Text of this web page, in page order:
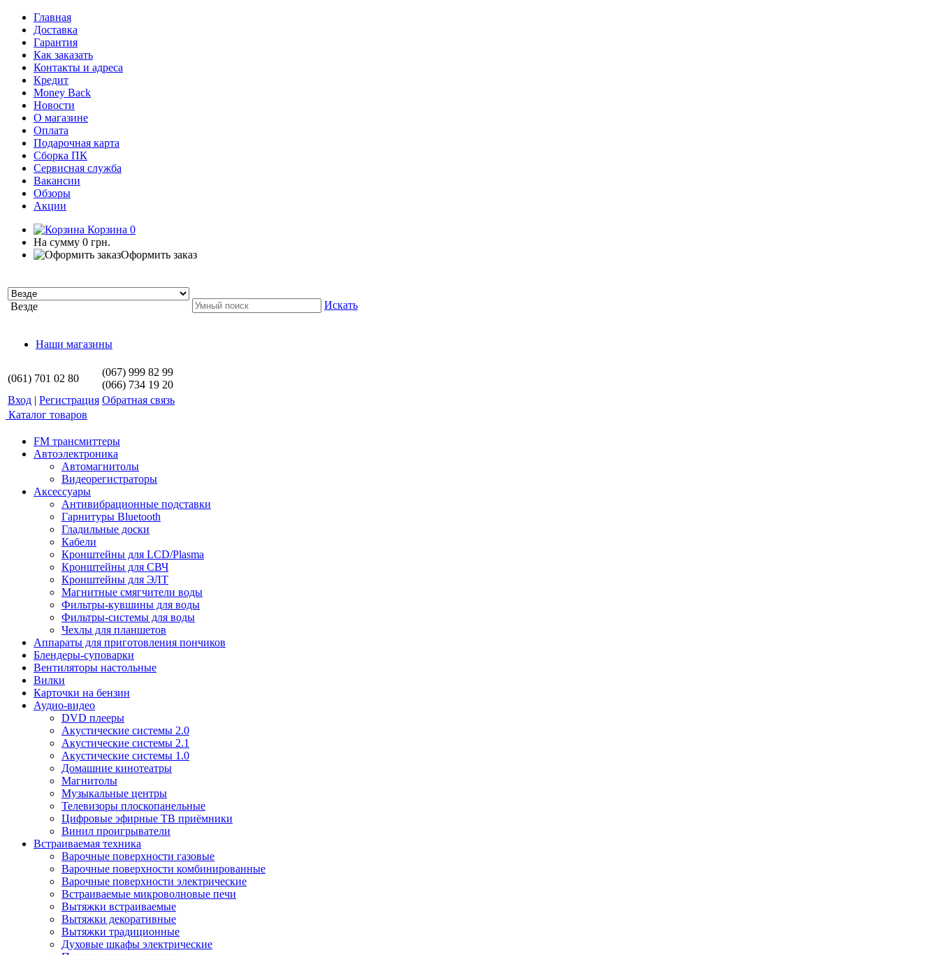
Главная
Доставка
Гарантия
Как заказать
Контакты и адреса
Кредит
Money Back
Новости
О магазине
Оплата
Подарочная карта
Сборка ПК
Сервисная служба
Вакансии
Обзоры
Акции
Корзина 0
На сумму 0 грн.
Оформить заказ
Везде Искать
Наши магазины
(061) 701 02 80
(067) 999 82 99
(066) 734 19 20
Вход | Регистрация Обратная связь
Каталог товаров
FM трансмиттеры
Автоэлектроника
Автомагнитолы
Видеорегистраторы
Аксессуары
Антивибрационные подставки
Гарнитуры Bluetooth
Гладильные доски
Кабели
Кронштейны для LCD/Plasma
Кронштейны для СВЧ
Кронштейны для ЭЛТ
Магнитные смягчители воды
Фильтры-кувшины для воды
Фильтры-системы для воды
Чехлы для планшетов
Аппараты для приготовления пончиков
Блендеры-суповарки
Вентиляторы настольные
Вилки
Карточки на бензин
Аудио-видео
DVD плееры
Акустические системы 2.0
Акустические системы 2.1
Акустические системы 1.0
Домашние кинотеатры
Магнитолы
Музыкальные центры
Телевизоры плоскопанельные
Цифровые эфирные ТВ приёмники
Винил проигрыватели
Встраиваемая техника
Варочные поверхности газовые
Варочные поверхности комбинированные
Варочные поверхности электрические
Встраиваемые микроволновые печи
Вытяжки встраиваемые
Вытяжки декоративные
Вытяжки традиционные
Духовые шкафы электрические